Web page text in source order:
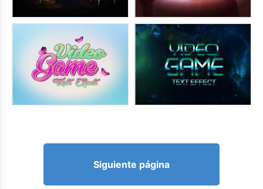
Siguiente página